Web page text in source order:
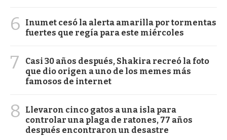
6
Inumet cesó la alerta amarilla por tormentas
fuertes que regía para este miércoles
7
Casi 30 años después, Shakira recreó la foto
que dio origen a uno de los memes más
famosos de internet
8
Llevaron cinco gatos a una isla para
controlar una plaga de ratones, 77 años
después encontraron un desastre